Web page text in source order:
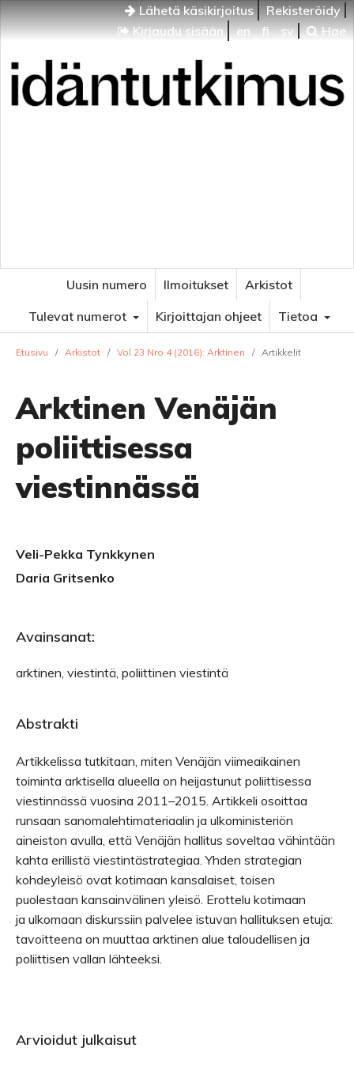
Lähetä käsikirjoitus
Rekisteröidy
Kirjaudu sisään
en fi sv Hae
Uusin numero Ilmoitukset
Arkistot
Tulevat numerot
Kirjoittajan ohjeet Tietoa
Etusivu / Arkistot / Vol 23 Nro 4 (2016): Arktinen / Artikkelit
Arktinen Venäjän
poliittisessa
viestinnässä
Veli-Pekka Tynkkynen
Daria Gritsenko
Avainsanat:
arktinen, viestintä, poliittinen viestintä
Abstrakti
Artikkelissa tutkitaan, miten Venäjän viimeaikainen
toiminta arktisella alueella on heijastunut poliittisessa
viestinnässä vuosina 2011–2015. Artikkeli osoittaa
runsaan sanomalehtimateriaalin ja ulkoministeriön
aineiston avulla, että Venäjän hallitus soveltaa vähintään
kahta erillistä viestintästrategiaa. Yhden strategian
kohdeyleisö ovat kotimaan kansalaiset, toisen
puolestaan kansainvälinen yleisö. Erottelu kotimaan
ja ulkomaan diskurssiin palvelee istuvan hallituksen etuja:
tavoitteena on muuttaa arktinen alue taloudellisen ja
poliittisen vallan lähteeksi.
Arvioidut julkaisut